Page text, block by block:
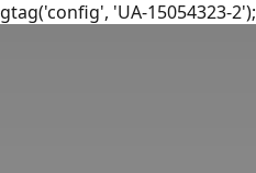
gtag('config', 'UA-15054323-2');